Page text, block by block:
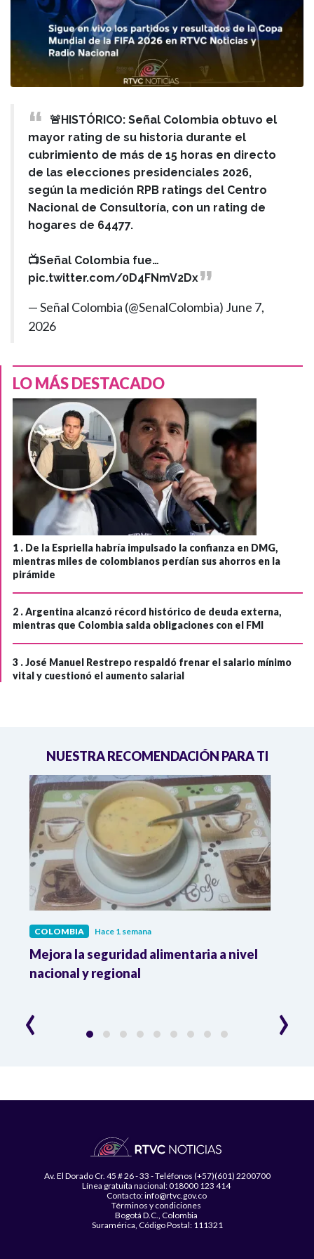
🚨HISTÓRICO: Señal Colombia obtuvo el
mayor rating de su historia durante el
cubrimiento de más de 15 horas en directo
de las elecciones presidenciales 2026,
según la medición RPB ratings del Centro
Nacional de Consultoría, con un rating de
hogares de 64477.
📺Señal Colombia fue…
pic.twitter.com/0D4FNmV2Dx
— Señal Colombia (@SenalColombia) June 7,
2026
LO MÁS DESTACADO
1 . De la Espriella habría impulsado la confianza en DMG,
mientras miles de colombianos perdían sus ahorros en la
pirámide
2 .Argentina alcanzó récord histórico de deuda externa,
mientras que Colombia salda obligaciones con el FMI
3 .José Manuel Restrepo respaldó frenar el salario mínimo
vital y cuestionó el aumento salarial
NUESTRA RECOMENDACIÓN PARA TI
COLOMBIA Hace 1 semana
Mejora la seguridad alimentaria a nivel
nacional y regional
‹ ›
Av. El Dorado Cr. 45 # 26 - 33 - Teléfonos (+57)(601) 2200700
Línea gratuita nacional: 018000 123 414
Contacto: info@rtvc.gov.co
Términos y condiciones
Bogotá D.C., Colombia
Suramérica, Código Postal: 111321